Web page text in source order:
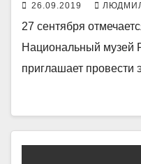
26.09.2019
27 сентября
Национальный музей
приглашает провести